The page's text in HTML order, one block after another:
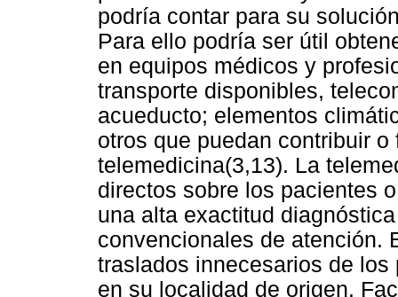
podría contar para su
Para ello podría ser útil
en equipos médicos y
transporte disponibles,
acueducto; elementos
otros que puedan contribuir
telemedicina(3,13). La
directos sobre los pacientes
una alta exactitud
convencionales de atención.
traslados innecesarios de
en su localidad de origen.